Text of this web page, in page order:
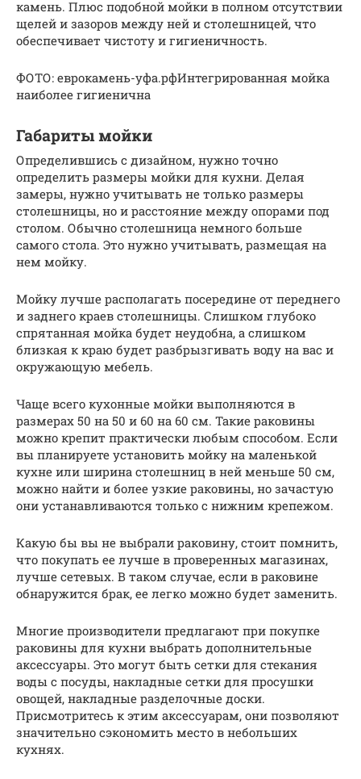
камень. Плюс подобной мойки в полном отсутствии
щелей и зазоров между ней и столешницей, что
обеспечивает чистоту и гигиеничность.
ФОТО: еврокамень-уфа.рфИнтегрированная мойка
наиболее гигиенична
Габариты мойки
Определившись с дизайном, нужно точно
определить размеры мойки для кухни. Делая
замеры, нужно учитывать не только размеры
столешницы, но и расстояние между опорами под
столом. Обычно столешница немного больше
самого стола. Это нужно учитывать, размещая на
нем мойку.
Мойку лучше располагать посередине от переднего
и заднего краев столешницы. Слишком глубоко
спрятанная мойка будет неудобна, а слишком
близкая к краю будет разбрызгивать воду на вас и
окружающую мебель.
Чаще всего кухонные мойки выполняются в
размерах 50 на 50 и 60 на 60 см. Такие раковины
можно крепит практически любым способом. Если
вы планируете установить мойку на маленькой
кухне или ширина столешниц в ней меньше 50 см,
можно найти и более узкие раковины, но зачастую
они устанавливаются только с нижним крепежом.
Какую бы вы не выбрали раковину, стоит помнить,
что покупать ее лучше в проверенных магазинах,
лучше сетевых. В таком случае, если в раковине
обнаружится брак, ее легко можно будет заменить.
Многие производители предлагают при покупке
раковины для кухни выбрать дополнительные
аксессуары. Это могут быть сетки для стекания
воды с посуды, накладные сетки для просушки
овощей, накладные разделочные доски.
Присмотритесь к этим аксессуарам, они позволяют
значительно сэкономить место в небольших
кухнях.